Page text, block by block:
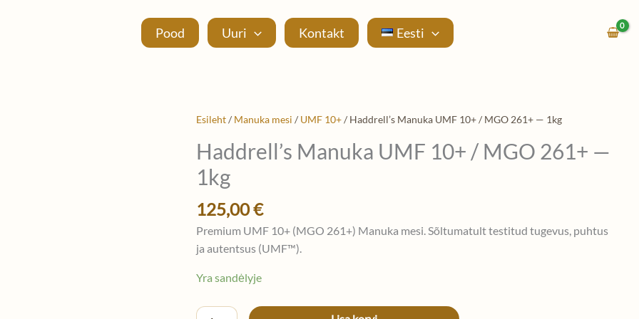
Pood Uuri Kontakt Eesti
Esileht/ Manuka mesi / UMF 10+/ Haddrell’s Manuka UMF 10+ / MGO 261+ — 1kg
Haddrell’s Manuka UMF 10+ / MGO 261+ —
1kg
125,00€
Premium UMF 10+ (MGO 261+) Manuka mesi. Sõltumatult testitud tugevus, puhtus
ja autentsus (UMF™).
Yra sandėlyje
Haddrell's
UMF
10+
/
MGO
261+
—
kogus